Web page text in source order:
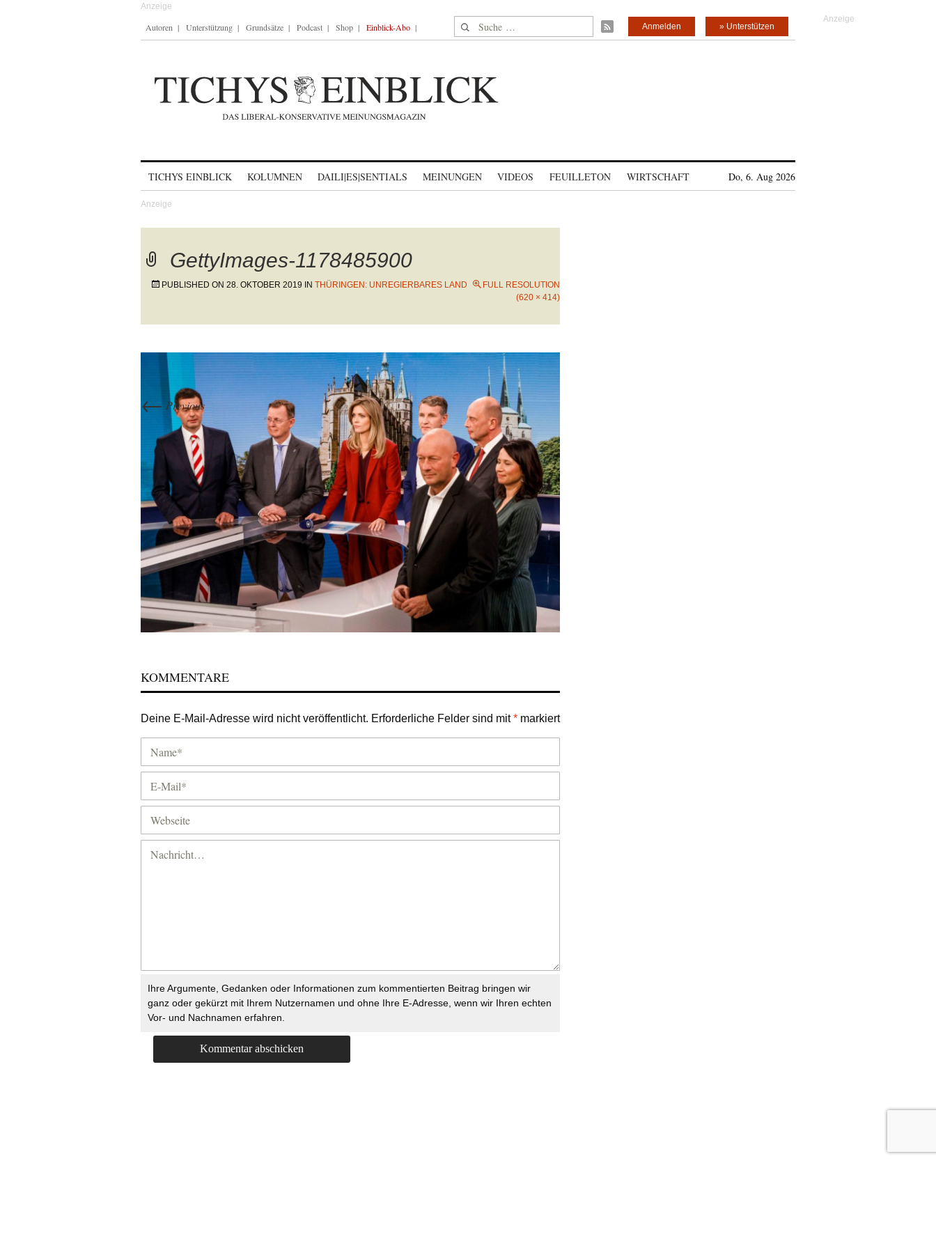
Autoren Unterstützung Grundsätze Podcast Shop Einblick-Abo Suche nach: » Unterstützen
Anmelden
TICHYS EINBLICK KOLUMNEN DAILI|ES|SENTIALS MEINUNGEN VIDEOS FEUILLETON WIRTSCHAFT Do, 6. Aug 2026
GettyImages-1178485900
PUBLISHED ON 28. OKTOBER 2019 IN THÜRINGEN: UNREGIERBARES LAND
FULL RESOLUTION
(620 × 414)
← Previous
KOMMENTARE
Deine E-Mail-Adresse wird nicht veröffentlicht. Erforderliche Felder sind mit* markiert
Ihre Argumente, Gedanken oder Informationen zum kommentierten Beitrag bringen wir
ganz oder gekürzt mit Ihrem Nutzernamen und ohne Ihre E-Adresse, wenn wir Ihren echten
Vor- und Nachnamen erfahren.